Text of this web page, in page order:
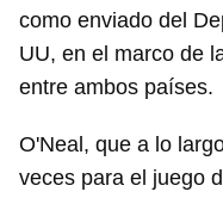
como enviado del
UU, en el marco de
entre ambos países.
O'Neal, que a lo
veces para el juego